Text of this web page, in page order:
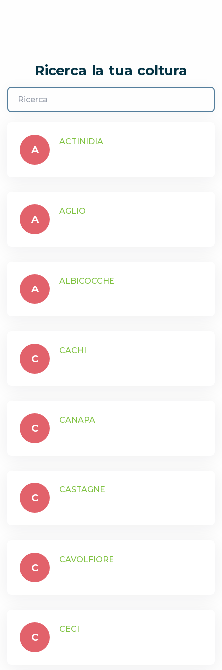
Ricerca la tua coltura
Ricerca
A
ACTINIDIA
A
AGLIO
A
ALBICOCCHE
C
CACHI
C
CANAPA
C
CASTAGNE
C
CAVOLFIORE
C
CECI